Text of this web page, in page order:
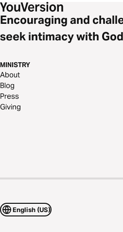
Encouraging and
seek intimacy with
MINISTRY
About
Blog
Press
Giving
English (US)